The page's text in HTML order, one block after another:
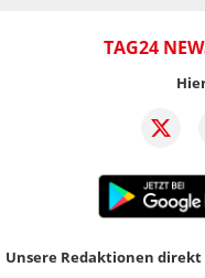
TAG24
Unsere Redaktionen